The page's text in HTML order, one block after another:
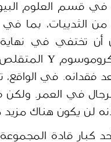
لن يكون هناك مزيد